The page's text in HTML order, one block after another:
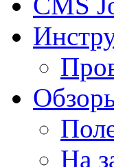
На